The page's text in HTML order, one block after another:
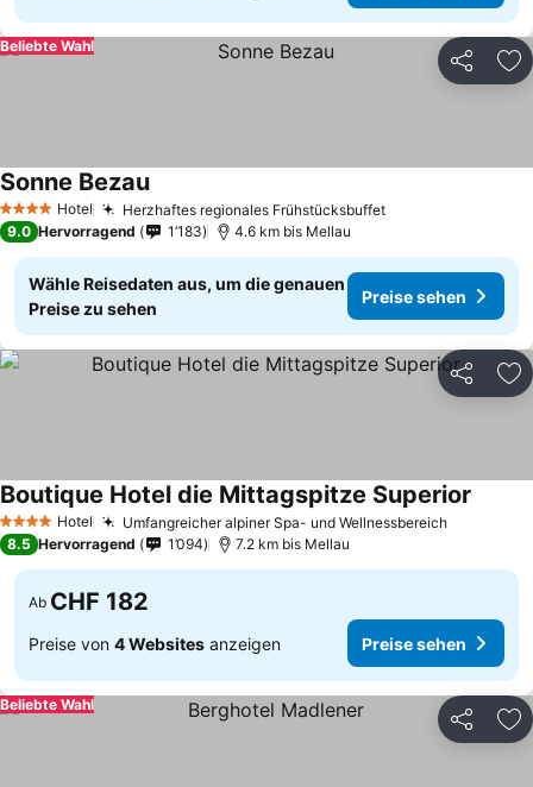
Teilen
Beliebte Wahl
4 Sterne Hotel Herzhaftes regionales Frühstücksbuffet
Sonne Bezau
9.0 Hervorragend 1’183 4.6 km bis Mellau
Wähle Reisedaten aus, um die genauen
Preise zu sehen
Preise sehen
Teilen
4 Sterne Hotel Umfangreicher alpiner Spa- und Wellnessbereich
Boutique Hotel die Mittagspitze Superior
8.5 Hervorragend 1’094 7.2 km bis Mellau
Ab CHF 182
Preise von 4 Websites anzeigen Preise sehen
Teilen
Beliebte Wahl